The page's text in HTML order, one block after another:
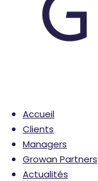
Accueil
Clients
Managers
Growan Partners
Actualités